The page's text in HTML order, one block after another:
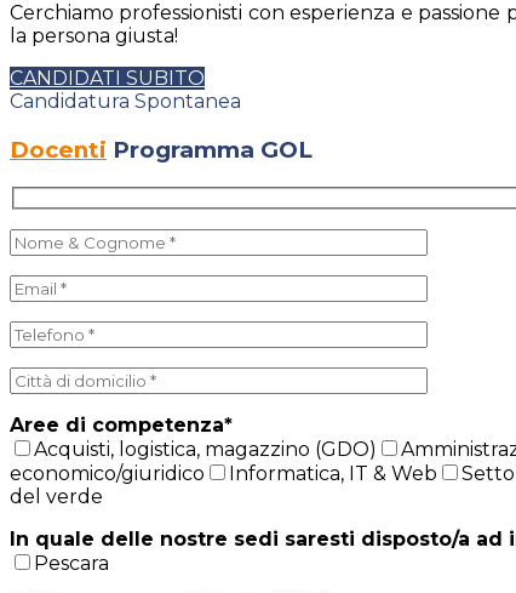
Cerchiamo professionisti con esperienza e
la persona giusta!
CANDIDATI SUBITO
Candidatura Spontanea
Docenti Programma GOL
Aree di competenza*
Acquisti, logistica, magazzino (GDO)
economico/giuridico
Informatica, IT & Web
del verde
In quale delle nostre sedi saresti disposto/a
Pescara